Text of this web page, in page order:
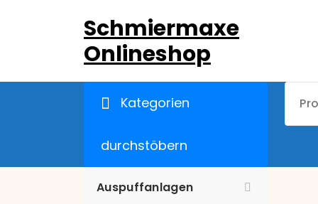
Schmiermaxe
Onlineshop
Kategorien
durchstöbern
Auspuffanlagen